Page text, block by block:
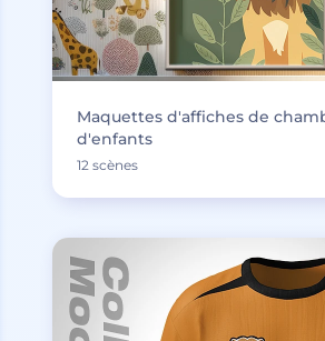
Maquettes d'affiches de
d'enfants
12 scènes